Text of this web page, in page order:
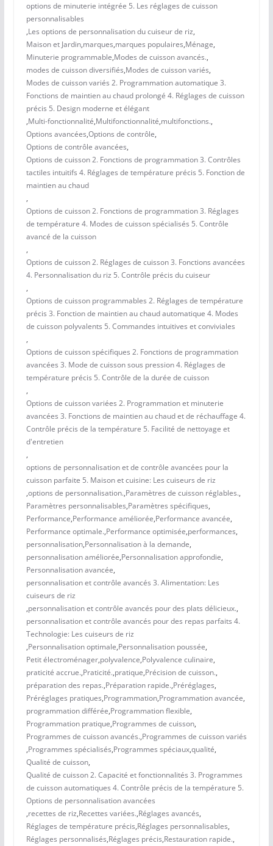
options de minuterie intégrée 5. Les réglages de cuisson
personnalisables
,Les options de personnalisation du cuiseur de riz,
Maison et Jardin,marques,marques populaires,Ménage,
Minuterie programmable,Modes de cuisson avancés.,
modes de cuisson diversifiés,Modes de cuisson variés,
Modes de cuisson variés 2. Programmation automatique 3.
Fonctions de maintien au chaud prolongé 4. Réglages de cuisson
précis 5. Design moderne et élégant
,Multi-fonctionnalité,Multifonctionnalité,multifonctions.,
Options avancées,Options de contrôle,
Options de contrôle avancées,
Options de cuisson 2. Fonctions de programmation 3. Contrôles
tactiles intuitifs 4. Réglages de température précis 5. Fonction de
maintien au chaud
,
Options de cuisson 2. Fonctions de programmation 3. Réglages
de température 4. Modes de cuisson spécialisés 5. Contrôle
avancé de la cuisson
,
Options de cuisson 2. Réglages de cuisson 3. Fonctions avancées
4. Personnalisation du riz 5. Contrôle précis du cuiseur
,
Options de cuisson programmables 2. Réglages de température
précis 3. Fonction de maintien au chaud automatique 4. Modes
de cuisson polyvalents 5. Commandes intuitives et conviviales
,
Options de cuisson spécifiques 2. Fonctions de programmation
avancées 3. Mode de cuisson sous pression 4. Réglages de
température précis 5. Contrôle de la durée de cuisson
,
Options de cuisson variées 2. Programmation et minuterie
avancées 3. Fonctions de maintien au chaud et de réchauffage 4.
Contrôle précis de la température 5. Facilité de nettoyage et
d'entretien
,
options de personnalisation et de contrôle avancées pour la
cuisson parfaite 5. Maison et cuisine: Les cuiseurs de riz
,options de personnalisation.,Paramètres de cuisson réglables.,
Paramètres personnalisables,Paramètres spécifiques,
Performance,Performance améliorée,Performance avancée,
Performance optimale.,Performance optimisée,performances,
personnalisation,Personnalisation à la demande,
personnalisation améliorée,Personnalisation approfondie,
Personnalisation avancée,
personnalisation et contrôle avancés 3. Alimentation: Les
cuiseurs de riz
,personnalisation et contrôle avancés pour des plats délicieux.,
personnalisation et contrôle avancés pour des repas parfaits 4.
Technologie: Les cuiseurs de riz
,Personnalisation optimale,Personnalisation poussée,
Petit électroménager,polyvalence,Polyvalence culinaire,
praticité accrue.,Praticité.,pratique,Précision de cuisson.,
préparation des repas.,Préparation rapide.,Préréglages,
Préréglages pratiques,Programmation,Programmation avancée,
programmation différée,Programmation flexible,
Programmation pratique,Programmes de cuisson,
Programmes de cuisson avancés.,Programmes de cuisson variés
,Programmes spécialisés,Programmes spéciaux,qualité,
Qualité de cuisson,
Qualité de cuisson 2. Capacité et fonctionnalités 3. Programmes
de cuisson automatiques 4. Contrôle précis de la température 5.
Options de personnalisation avancées
,recettes de riz,Recettes variées.,Réglages avancés,
Réglages de température précis,Réglages personnalisables,
Réglages personnalisés,Réglages précis,Restauration rapide.,